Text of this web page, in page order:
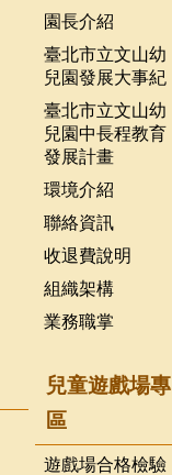
園長介紹
臺北市立文山幼
兒園發展大事紀
臺北市立文山幼
兒園中長程教育
發展計畫
環境介紹
聯絡資訊
收退費說明
組織架構
業務職掌
兒童遊戲場專
區
遊戲場合格檢驗